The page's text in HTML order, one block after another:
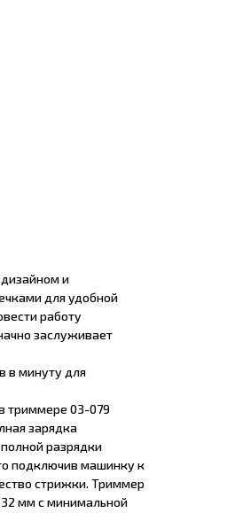
и
для удобной
работу
заслуживает
в минуту для
триммере 03-079
зарядка
разрядки
подключив машинку к
стрижки. Триммер
мм с минимальной